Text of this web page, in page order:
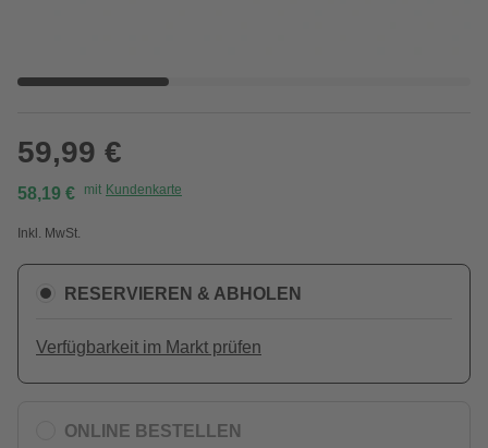
59,99 €
58,19 € mit Kundenkarte
Inkl. MwSt.
RESERVIEREN & ABHOLEN
Verfügbarkeit im Markt prüfen
ONLINE BESTELLEN